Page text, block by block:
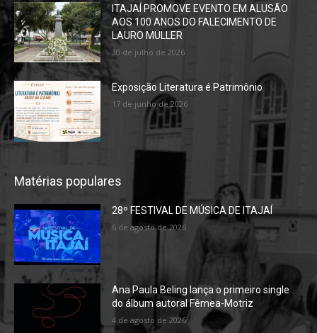
ITAJAÍ PROMOVE EVENTO EM ALUSÃO
AOS 100 ANOS DO FALECIMENTO DE
LAURO MÜLLER
30 de julho de 2026
Exposição Literatura é Patrimônio
17 de junho de 2026
Matérias populares
28º FESTIVAL DE MÚSICA DE ITAJAÍ
6 de agosto de 2026
Ana Paula Beling lança o primeiro single
do álbum autoral Fêmea-Motriz
4 de agosto de 2026